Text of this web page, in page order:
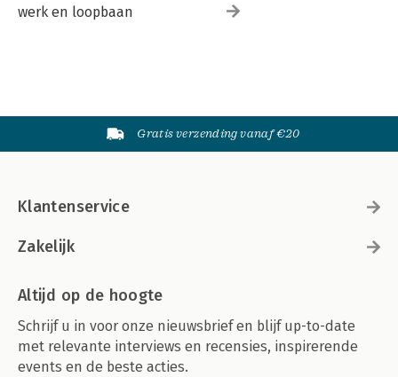
werk en loopbaan
Gratis verzending vanaf €20
Klantenservice
Zakelijk
Altijd op de hoogte
Schrijf u in voor onze nieuwsbrief en blijf up-to-date
met relevante interviews en recensies, inspirerende
events en de beste acties.